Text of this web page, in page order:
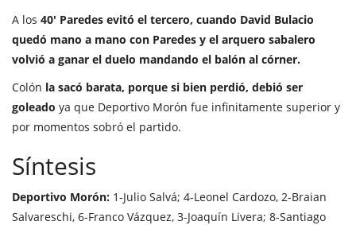
A los 40' Paredes evitó el tercero, cuando David Bulacio
quedó mano a mano con Paredes y el arquero sabalero
volvió a ganar el duelo mandando el balón al córner.
Colón la sacó barata, porque si bien perdió, debió ser
goleado ya que Deportivo Morón fue infinitamente superior y
por momentos sobró el partido.
Síntesis
Deportivo Morón: 1-Julio Salvá; 4-Leonel Cardozo, 2-Braian
Salvareschi, 6-Franco Vázquez, 3-Joaquín Livera; 8-Santiago